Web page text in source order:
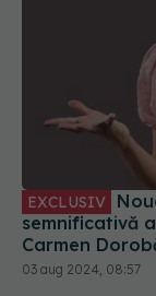
EXCLUSIV
semnificativă
Carmen
respiratorii.
03 aug 2024, 08:57